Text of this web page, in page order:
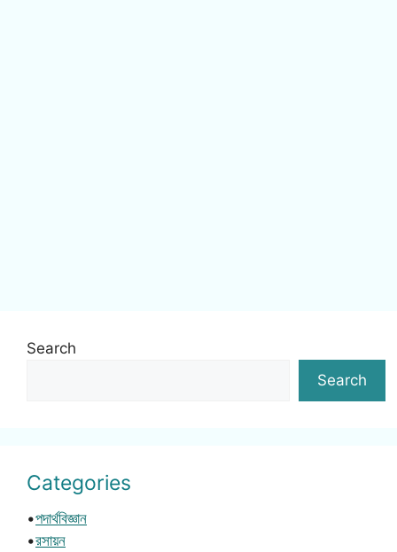
Search
Search
Categories
•পদার্থবিজ্ঞান
•রসায়ন